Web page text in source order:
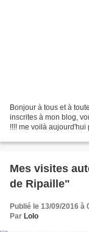
Bonjour à tous et à
inscrites à mon blog,
!!!! me voilà aujourd'hui
Mes visites
de Ripaille"
Publié le 13/09/2016 à
Par Lolo